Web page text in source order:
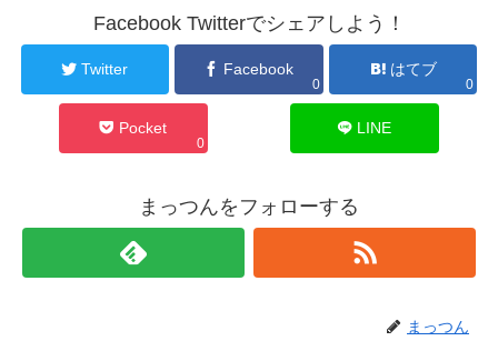
Facebook Twitterでシェアしよう！
Twitter Facebook
0
はてブ
0
Pocket
0
LINE
まっつんをフォローする
まっつん